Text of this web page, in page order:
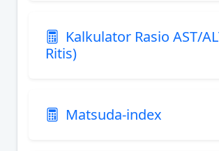
Kalkulator Rasio AST/
Ritis)
Matsuda-index